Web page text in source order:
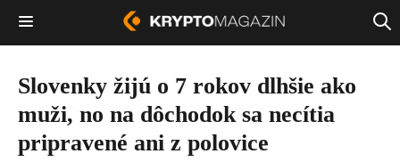
Slovenky žijú o 7 rokov dlhšie ako
muži, no na dôchodok sa necítia
pripravené ani z polovice